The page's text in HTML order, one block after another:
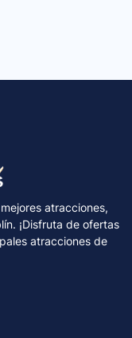
atracciones,
¡Disfruta de ofertas
atracciones de